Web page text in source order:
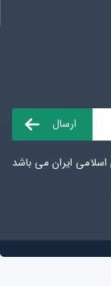
ایران می باشد